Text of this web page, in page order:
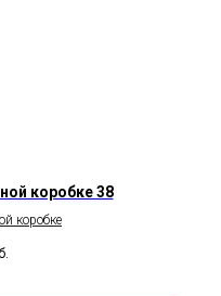
коробке 38
коробке